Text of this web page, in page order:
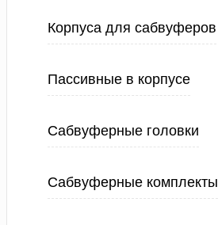
Корпуса для сабвуферов
Пассивные в корпусе
Сабвуферные головки
Сабвуферные комплекты